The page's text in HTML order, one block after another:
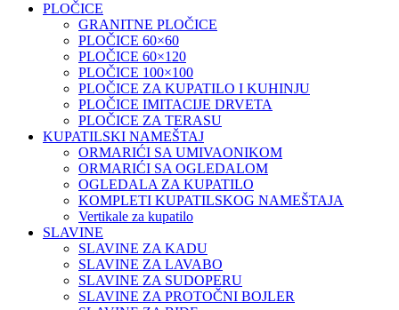
PLOČICE
GRANITNE PLOČICE
PLOČICE 60×60
PLOČICE 60×120
PLOČICE 100×100
PLOČICE ZA KUPATILO I KUHINJU
PLOČICE IMITACIJE DRVETA
PLOČICE ZA TERASU
KUPATILSKI NAMEŠTAJ
ORMARIĆI SA UMIVAONIKOM
ORMARIĆI SA OGLEDALOM
OGLEDALA ZA KUPATILO
KOMPLETI KUPATILSKOG NAMEŠTAJA
Vertikale za kupatilo
SLAVINE
SLAVINE ZA KADU
SLAVINE ZA LAVABO
SLAVINE ZA SUDOPERU
SLAVINE ZA PROTOČNI BOJLER